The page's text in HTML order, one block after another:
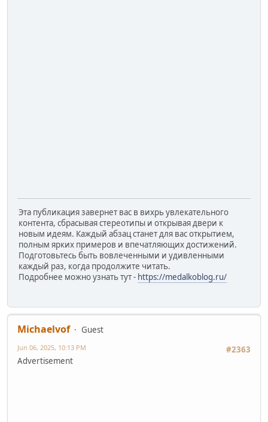
Эта публикация завернет вас в вихрь увлекательного
контента, сбрасывая стереотипы и открывая двери к
новым идеям. Каждый абзац станет для вас открытием,
полным ярких примеров и впечатляющих достижений.
Подготовьтесь быть вовлеченными и удивленными
каждый раз, когда продолжите читать.
Подробнее можно узнать тут - https://medalkoblog.ru/
Michaelvof
Guest
#2363
Jun 06, 2025, 10:13 PM
Advertisement